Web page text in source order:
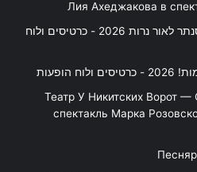
Лия Ахеджакова в
משופן ועד AC/DC - מופע פסנתר לאור נרות 2026 - כרטיסים ולוח
"Театр У Никитских Ворот
спектакль Марка